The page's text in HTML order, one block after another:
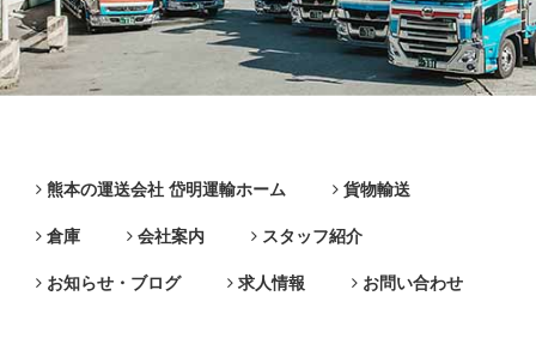
熊本の運送会社 岱明運輸ホーム
貨物輸送
倉庫
会社案内
スタッフ紹介
お知らせ・ブログ
求人情報 お問い合わせ